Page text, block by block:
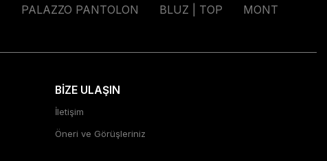
PALAZZO PANTOLON BLUZ | TOP
MONT
BİZE ULAŞIN
İletişim
Öneri ve Görüşleriniz